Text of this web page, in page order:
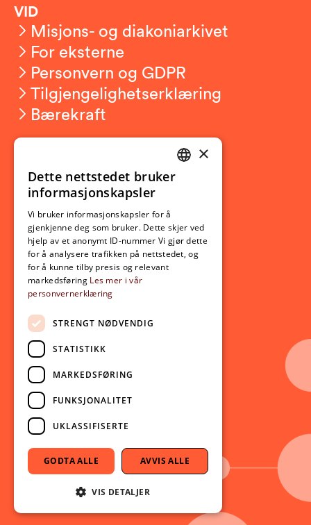
VID
Misjons- og diakoniarkivet
For eksterne
Personvern og GDPR
Tilgjengelighetserklæring
Bærekraft
Ny student
Utveksling
Opptak
Lov- og regelverk
Aktuelt
Nyheter
Arrangementer
Nyhetsbrev
Ledige stillinger
Følg oss på sosiale medier:
Facebook
Instagram
Youtube
LinkedIn
TikTok
NORWEGIAN
×
Dette nettstedet bruker
informasjonskapsler
Vi bruker informasjonskapsler for å
gjenkjenne deg som bruker. Dette skjer ved
hjelp av et anonymt ID-nummer Vi gjør dette
for å analysere trafikken på nettstedet, og
for å kunne tilby presis og relevant
markedsføring Les mer i vår
personvernerklæring
STRENGT NØDVENDIG
STATISTIKK
MARKEDSFØRING
FUNKSJONALITET
UKLASSIFISERTE
GODTA ALLE AVVIS ALLE
VIS DETALJER